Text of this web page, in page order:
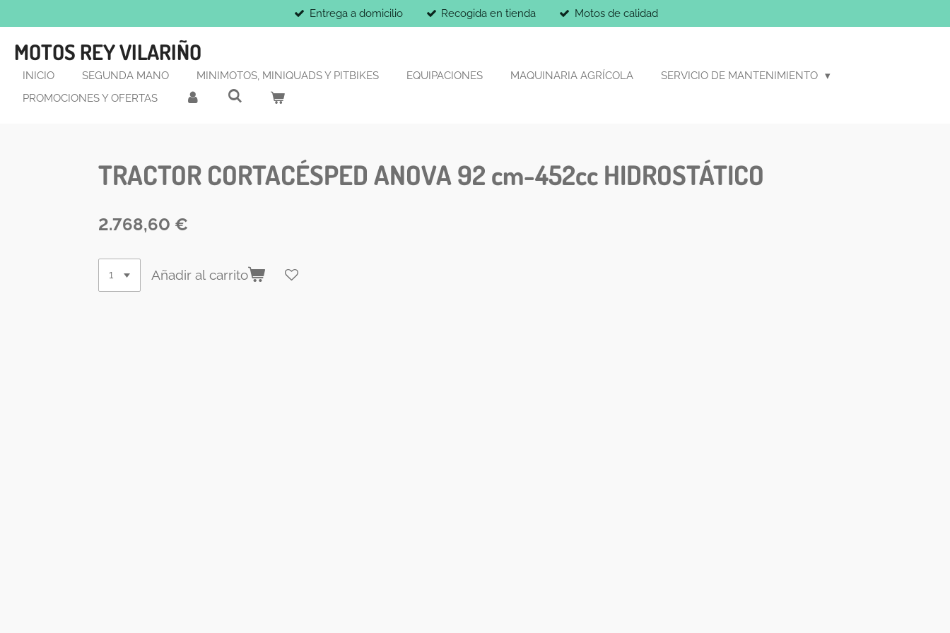
al
contenido
principal
Entrega a domicilio Recogida en tienda Motos de calidad
MOTOS REY VILARIÑO
INICIO SEGUNDA MANO MINIMOTOS, MINIQUADS Y PITBIKES EQUIPACIONES MAQUINARIA AGRÍCOLA
SERVICIO DE MANTENIMIENTO
PROMOCIONES Y OFERTAS
TRACTOR CORTACÉSPED ANOVA 92 cm-452cc HIDROSTÁTICO
2.768,60 €
Añadir al carrito